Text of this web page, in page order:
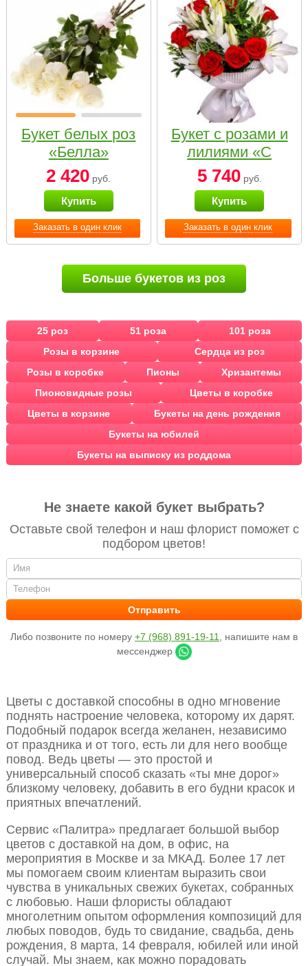
Заказать в один клик
Букет белых роз
«Белла»
2 420 руб.
Купить
Заказать в один клик
Букет с розами и
лилиями «С
наилучшими
пожеланиями»
5 740руб.
Купить
Больше букетов из роз
25 роз 51 роза
101 роза
Розы в корзине
Сердца из роз
Розы в коробке
Пионы
Хризантемы
Пионовидные розы
Цветы в коробке
Цветы в корзине
Букеты на день рождения
Букеты на юбилей
Букеты на выписку из роддома
Не знаете какой букет выбрать?
Оставьте свой телефон и наш флорист поможет с
подбором цветов!
Либо позвоните по номеру +7 (968) 891-19-11
, напишите нам в
мессенджер
Цветы с доставкой способны в одно мгновение
поднять настроение человека, которому их дарят.
Подобный подарок всегда желанен, независимо
от праздника и от того, есть ли для него вообще
повод. Ведь цветы — это простой и
универсальный способ сказать «ты мне дорог»
близкому человеку, добавить в его будни красок и
приятных впечатлений.
Сервис «Палитра» предлагает большой выбор
цветов с доставкой на дом, в офис, на
мероприятия в Москве и за МКАД. Более 17 лет
мы помогаем своим клиентам выразить свои
чувства в уникальных свежих букетах, собранных
с любовью. Наши флористы обладают
многолетним опытом оформления композиций для
любых поводов, будь то свидание, свадьба, день
рождения, 8 марта, 14 февраля, юбилей или иной
случай. Мы знаем, как можно порадовать